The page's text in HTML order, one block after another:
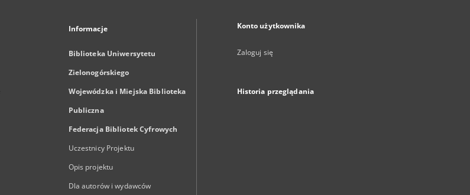
Informacje
Biblioteka Uniwersytetu
Zielonogórskiego
Wojewódzka i Miejska Biblioteka
Publiczna
Federacja Bibliotek Cyfrowych
Uczestnicy Projektu
Opis projektu
Dla autorów i wydawców
Konto użytkownika
Zaloguj się
Historia przeglądania